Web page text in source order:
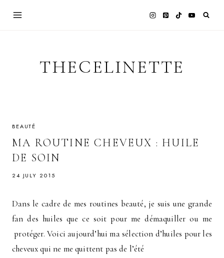
THECELINETTE
BEAUTÉ
MA ROUTINE CHEVEUX : HUILE
DE SOIN
24 JULY 2015
Dans le cadre de mes routines beauté, je suis une grande
fan des huiles que ce soit pour me démaquiller ou me
protéger. Voici aujourd’hui ma sélection d’huiles pour les
cheveux qui ne me quittent pas de l’été